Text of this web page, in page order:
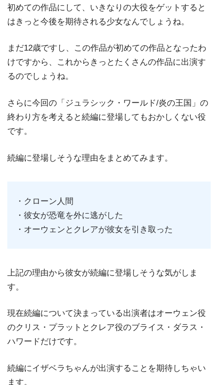
初めての作品にして、いきなりの大役をゲットすると
はきっと今後を期待される少女なんでしょうね。
まだ12歳ですし、この作品が初めての作品となったわ
けですから、これからきっとたくさんの作品に出演す
るのでしょうね。
さらに今回の「ジュラシック・ワールド/炎の王国」の
終わり方を考えると続編に登場してもおかしくない役
です。
続編に登場しそうな理由をまとめてみます。
・クローン人間
・彼女が恐竜を外に逃がした
・オーウェンとクレアが彼女を引き取った
上記の理由から彼女が続編に登場しそうな気がしま
す。
現在続編について決まっている出演者はオーウェン役
のクリス・プラットとクレア役のブライス・ダラス・
ハワードだけです。
続編にイザベラちゃんが出演することを期待しちゃい
ます。